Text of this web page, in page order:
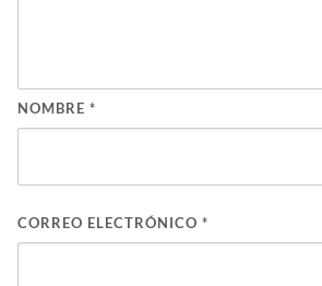
NOMBRE *
CORREO ELECTRÓNICO *